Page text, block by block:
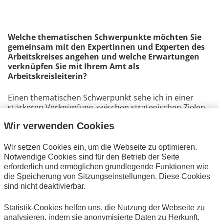
Welche thematischen Schwerpunkte möchten Sie
gemeinsam mit den Expertinnen und Experten des
Arbeitskreises angehen und welche Erwartungen
verknüpfen Sie mit Ihrem Amt als
Arbeitskreisleiterin?
Einen thematischen Schwerpunkt sehe ich in einer
stärkeren Verknüpfung zwischen strategischen Zielen
zentrale Handlungsempfehlung der ersten
öffentlichen Verwaltung war es, die aktuelle Strategie
in das Projektmanagement zu integrieren, um
sicherzustellen, dass diese durch die Projekte auch
umgesetzt wird. Die strategische Auswahl von
Projekten kann durch die stärkere Etablierung von
nicht nur darum, dass die Verwaltung Projekte
erfolgreich durchführt, sondern vor allem darum, dass
Wir verwenden Cookies
Wir setzen Cookies ein, um die Webseite zu optimieren.
Notwendige Cookies sind für den Betrieb der Seite
erforderlich und ermöglichen grundlegende Funktionen wie
die Speicherung von Sitzungseinstellungen. Diese Cookies
sind nicht deaktivierbar.
Statistik-Cookies helfen uns, die Nutzung der Webseite zu
analysieren, indem sie anonymisierte Daten zu Herkunft,